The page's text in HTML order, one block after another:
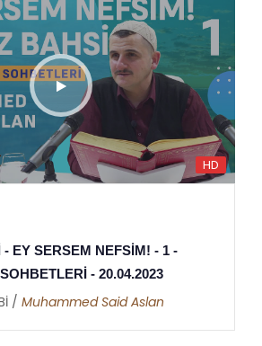
HD
EY SERSEM NEFSİM! - 1 -
- 20.04.2023
/ Muhammed Said Aslan